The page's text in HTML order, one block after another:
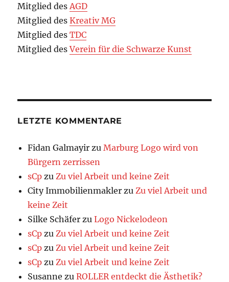
Mitglied des AGD
Mitglied desKreativ MG
Mitglied desTDC
Mitglied desVerein für die Schwarze Kunst
LETZTE KOMMENTARE
Fidan Galmayir zu Marburg Logo wird von
Bürgern zerrissen
sCp zu Zu viel Arbeit und keine Zeit
City Immobilienmakler zu Zu viel Arbeit und
keine Zeit
Silke Schäfer zuLogo Nickelodeon
sCp zu Zu viel Arbeit und keine Zeit
sCp zu Zu viel Arbeit und keine Zeit
sCp zu Zu viel Arbeit und keine Zeit
Susanne zuROLLER entdeckt die Ästhetik?